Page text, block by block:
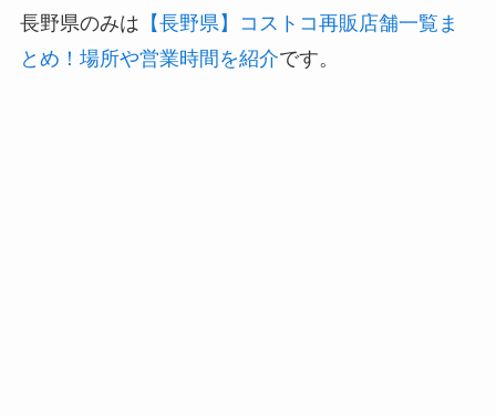
長野県のみは 【長野県】コストコ再販店舗一覧ま
とめ！場所や営業時間を紹介です。